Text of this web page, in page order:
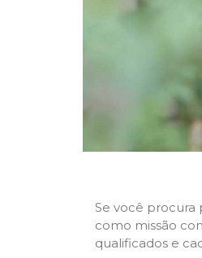
Se você procura
como missão
qualificados e